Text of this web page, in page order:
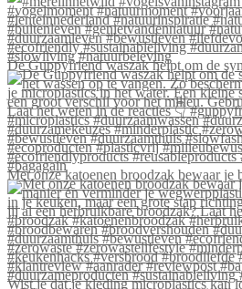
De Guppyfriend waszak helpt om de
Met onze katoenen broodzak bewaar je
Wist je dat je kleding microplastics kan